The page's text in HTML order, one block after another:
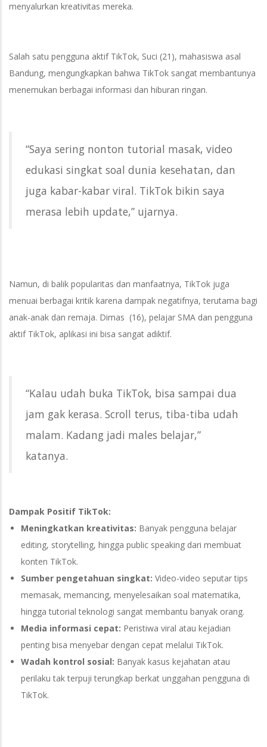
menyalurkan kreativitas mereka.
Salah satu pengguna aktif TikTok, Suci (21), mahasiswa asal
Bandung, mengungkapkan bahwa TikTok sangat membantunya
menemukan berbagai informasi dan hiburan ringan.
“Saya sering nonton tutorial masak, video
edukasi singkat soal dunia kesehatan, dan
juga kabar-kabar viral. TikTok bikin saya
merasa lebih update,” ujarnya.
Namun, di balik popularitas dan manfaatnya, TikTok juga
menuai berbagai kritik karena dampak negatifnya, terutama bagi
anak-anak dan remaja. Dimas (16), pelajar SMA dan pengguna
aktif TikTok, aplikasi ini bisa sangat adiktif.
“Kalau udah buka TikTok, bisa sampai dua
jam gak kerasa. Scroll terus, tiba-tiba udah
malam. Kadang jadi males belajar,”
katanya.
Dampak Positif TikTok:
Meningkatkan kreativitas: Banyak pengguna belajar
editing, storytelling, hingga public speaking dari membuat
konten TikTok.
Sumber pengetahuan singkat: Video-video seputar tips
memasak, memancing, menyelesaikan soal matematika,
hingga tutorial teknologi sangat membantu banyak orang.
Media informasi cepat: Peristiwa viral atau kejadian
penting bisa menyebar dengan cepat melalui TikTok.
Wadah kontrol sosial: Banyak kasus kejahatan atau
perilaku tak terpuji terungkap berkat unggahan pengguna di
TikTok.